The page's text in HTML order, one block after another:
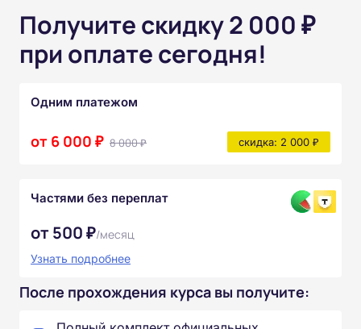
Получите скидку 2 000 ₽
при оплате сегодня!
Одним платежом
от 6 000 ₽ 8 000 ₽ скидка: 2 000 ₽
Частями без переплат
от 500 ₽/месяц
Узнать подробнее
После прохождения курса вы получите: